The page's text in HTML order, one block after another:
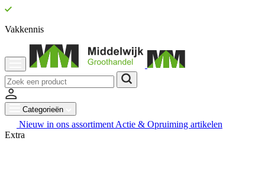
Vakkennis
Categorieën
Nieuw in ons assortiment Actie & Opruiming artikelen
Extra